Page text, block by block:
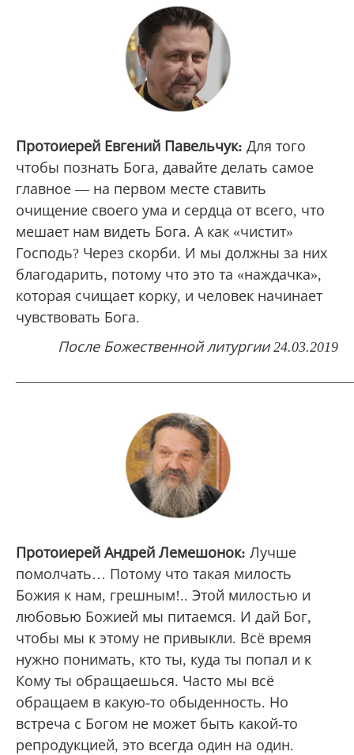
Протоиерей Евгений Павельчук: Для того
чтобы познать Бога, давайте делать самое
главное — на первом месте ставить
очищение своего ума и сердца от всего, что
мешает нам видеть Бога. А как «чистит»
Господь? Через скорби. И мы должны за них
благодарить, потому что это та «наждачка»,
которая счищает корку, и человек начинает
чувствовать Бога.
После Божественной литургии 24.03.2019
Протоиерей Андрей Лемешонок: Лучше
помолчать… Потому что такая милость
Божия к нам, грешным!.. Этой милостью и
любовью Божией мы питаемся. И дай Бог,
чтобы мы к этому не привыкли. Всё время
нужно понимать, кто ты, куда ты попал и к
Кому ты обращаешься. Часто мы всё
обращаем в какую-то обыденность. Но
встреча с Богом не может быть какой-то
репродукцией, это всегда один на один.